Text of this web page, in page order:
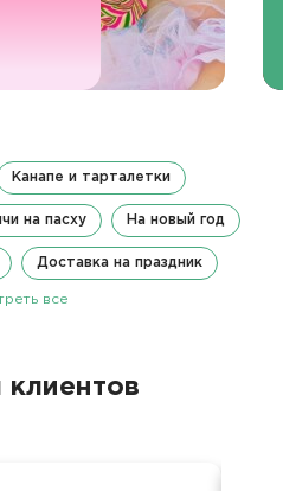
Канапе и тарталетки
на пасху На новый год
Доставка на праздник
все